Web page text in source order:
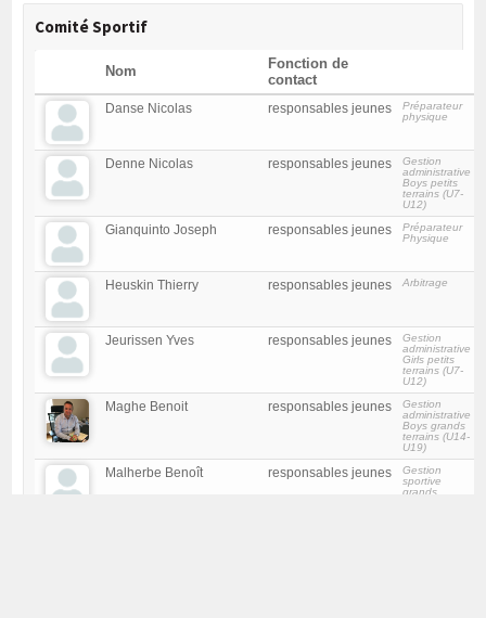
Comité Sportif
Nom
Fonction de
contact
Danse Nicolas responsables jeunes
Préparateur
physique
Denne Nicolas responsables jeunes
Gestion
administrative
Boys petits
terrains (U7-
U12)
Gianquinto Joseph responsables jeunes
Préparateur
Physique
Heuskin Thierry responsables jeunes Arbitrage
Jeurissen Yves responsables jeunes
Gestion
administrative
Girls petits
terrains (U7-
U12)
Maghe Benoit responsables jeunes
Gestion
administrative
Boys grands
terrains (U14-
U19)
Malherbe Benoît responsables jeunes
Gestion
sportive
grands